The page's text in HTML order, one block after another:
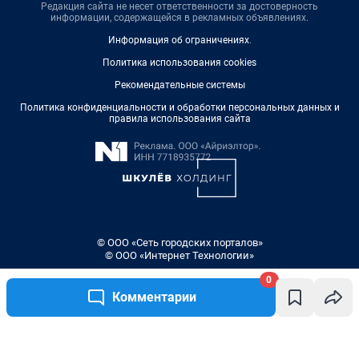
Комментарии
0
Редакция сайта не несет ответственности за достоверность
информации, содержащейся в рекламных объявлениях.
Информация об ограничениях.
Политика использования cookies
Рекомендательные системы
Политика конфиденциальности и обработки персональных данных и
правила использования сайта
© ООО «Сеть городских порталов»
© ООО «Интернет Технологии»